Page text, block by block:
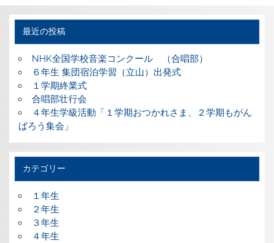
最近の投稿
NHK全国学校音楽コンクール （合唱部）
６年生 集団宿泊学習（立山）出発式
１学期終業式
合唱部壮行会
４年生学級活動「１学期おつかれさま、２学期もがん
ばろう集会」
カテゴリー
１年生
２年生
３年生
４年生